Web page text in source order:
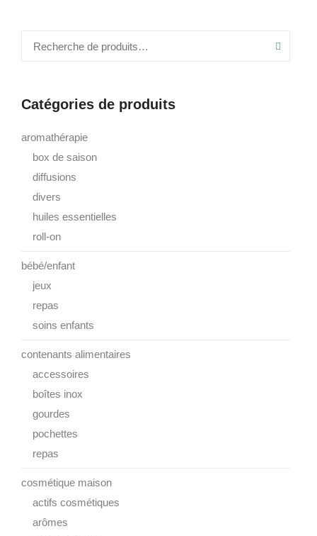
Catégories de produits
aromathérapie
box de saison
diffusions
divers
huiles essentielles
roll-on
bébé/enfant
jeux
repas
soins enfants
contenants alimentaires
accessoires
boîtes inox
gourdes
pochettes
repas
cosmétique maison
actifs cosmétiques
arômes